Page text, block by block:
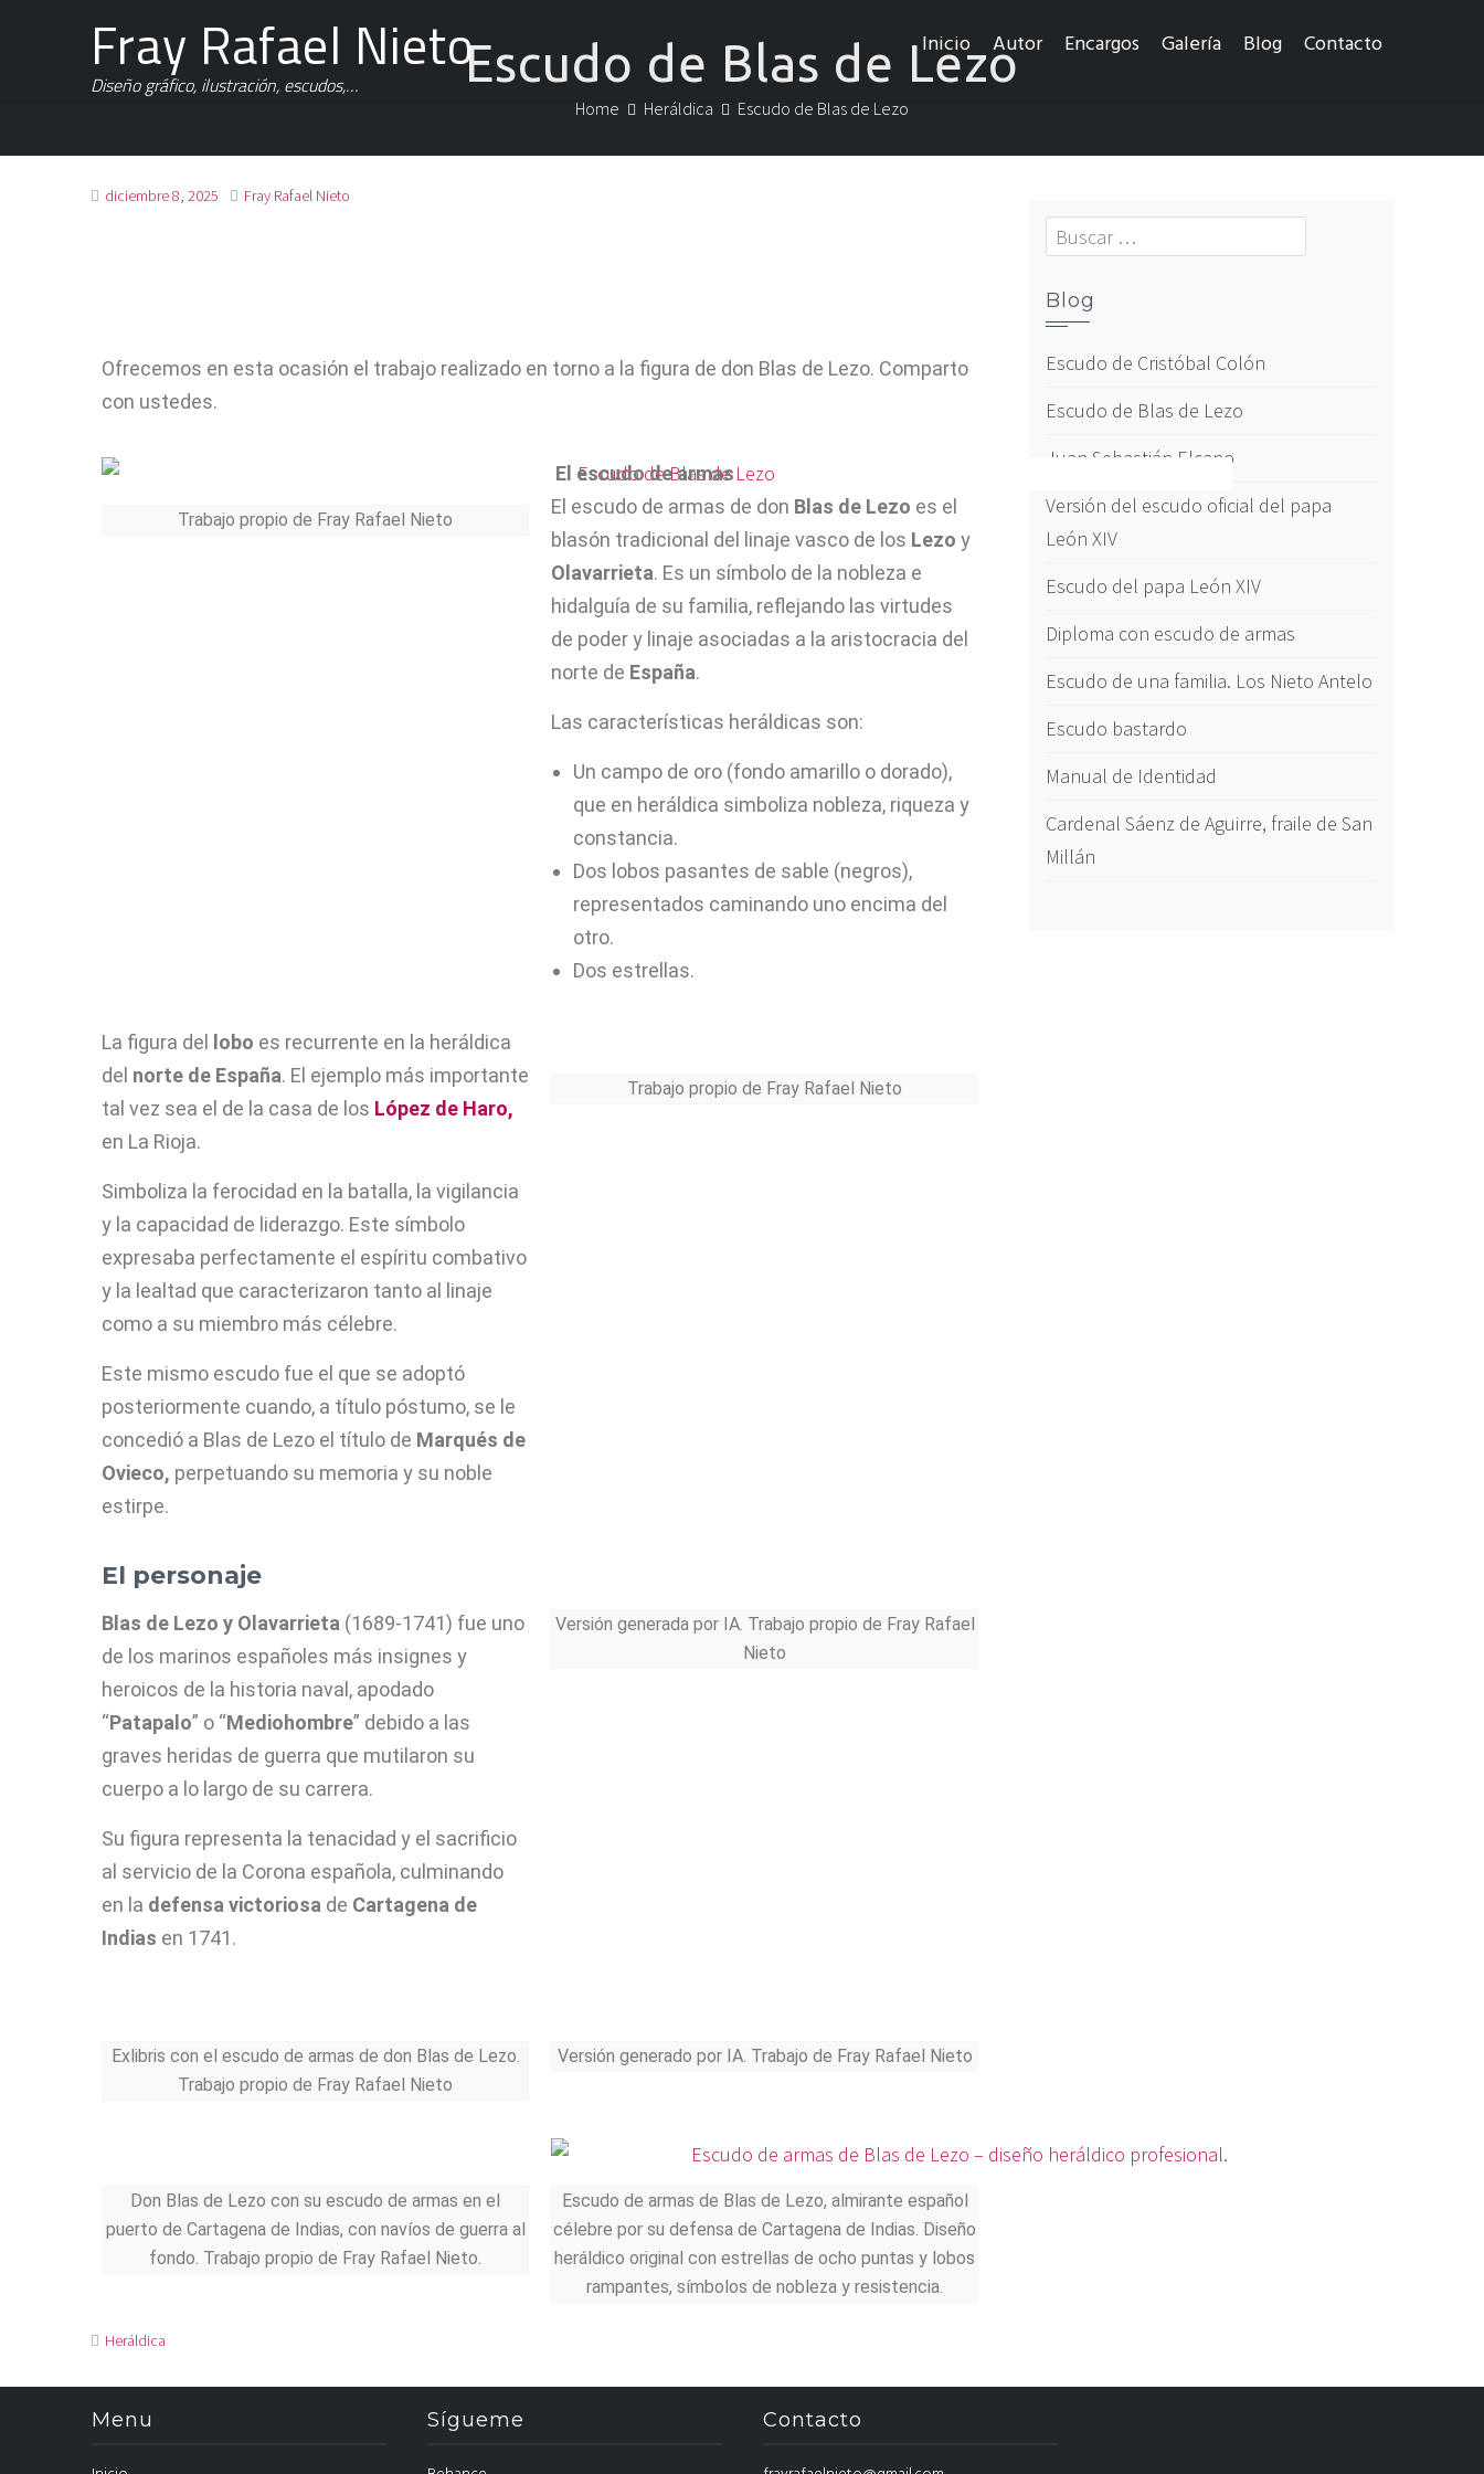
Fray Rafael Nieto
Diseño gráfico, ilustración, escudos,…
Inicio Autor Encargos Galería Blog Contacto
Escudo de Blas de Lezo
Home Heráldica Escudo de Blas de Lezo
diciembre 8, 2025 Fray Rafael Nieto
Ofrecemos en esta ocasión el trabajo realizado en torno a la figura de don Blas de Lezo. Comparto
con ustedes.
Trabajo propio de Fray Rafael Nieto
El escudo de armas
El escudo de armas de don Blas de Lezo es el
blasón tradicional del linaje vasco de los Lezo y
Olavarrieta. Es un símbolo de la nobleza e
hidalguía de su familia, reflejando las virtudes
de poder y linaje asociadas a la aristocracia del
norte de España.
Las características heráldicas son:
Un campo de oro (fondo amarillo o dorado),
que en heráldica simboliza nobleza, riqueza y
constancia.
Dos lobos pasantes de sable (negros),
representados caminando uno encima del
otro.
Dos estrellas.
La figura del lobo es recurrente en la heráldica
del norte de España. El ejemplo más importante
tal vez sea el de la casa de los López de Haro,
en La Rioja.
Simboliza la ferocidad en la batalla, la vigilancia
y la capacidad de liderazgo. Este símbolo
expresaba perfectamente el espíritu combativo
y la lealtad que caracterizaron tanto al linaje
como a su miembro más célebre.
Este mismo escudo fue el que se adoptó
posteriormente cuando, a título póstumo, se le
concedió a Blas de Lezo el título de Marqués de
Ovieco, perpetuando su memoria y su noble
estirpe.
Trabajo propio de Fray Rafael Nieto
El personaje
Blas de Lezo y Olavarrieta (1689-1741) fue uno
de los marinos españoles más insignes y
heroicos de la historia naval, apodado
“Patapalo” o “Mediohombre” debido a las
graves heridas de guerra que mutilaron su
cuerpo a lo largo de su carrera.
Su figura representa la tenacidad y el sacrificio
al servicio de la Corona española, culminando
en la defensa victoriosa de Cartagena de
Indias en 1741.
Versión generada por IA. Trabajo propio de Fray Rafael
Nieto
Exlibris con el escudo de armas de don Blas de Lezo.
Trabajo propio de Fray Rafael Nieto
Versión generado por IA. Trabajo de Fray Rafael Nieto
Don Blas de Lezo con su escudo de armas en el
puerto de Cartagena de Indias, con navíos de guerra al
fondo. Trabajo propio de Fray Rafael Nieto.
Escudo de armas de Blas de Lezo, almirante español
célebre por su defensa de Cartagena de Indias. Diseño
heráldico original con estrellas de ocho puntas y lobos
rampantes, símbolos de nobleza y resistencia.
Heráldica
Blog
Escudo de Cristóbal Colón
Escudo de Blas de Lezo
Juan Sebastián Elcano
Versión del escudo oficial del papa
León XIV
Escudo del papa León XIV
Diploma con escudo de armas
Escudo de una familia. Los Nieto Antelo
Escudo bastardo
Manual de Identidad
Cardenal Sáenz de Aguirre, fraile de San
Millán
Menu Sígueme Contacto